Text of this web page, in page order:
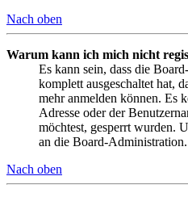
Nach oben
Warum kann ich mich nicht
Es kann sein, dass die
komplett ausgeschaltet hat,
mehr anmelden können. Es
Adresse oder der
möchtest, gesperrt wurden.
an die Board-Administration.
Nach oben